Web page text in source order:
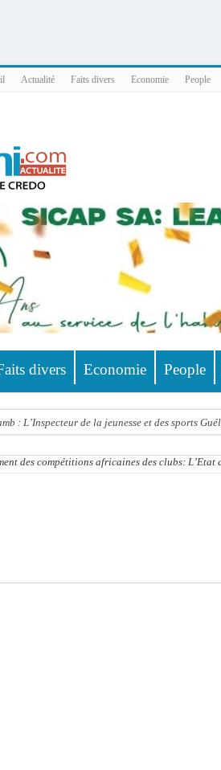
Actualité Faits divers Economie People
divers Economie People
: L’Inspecteur de la jeunesse et des sports
des compétitions africaines des clubs: L’Etat